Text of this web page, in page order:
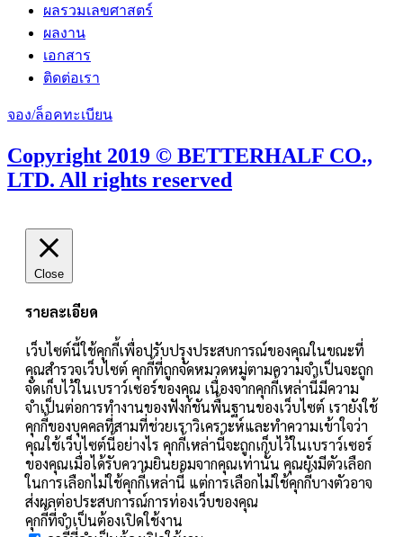
ผลรวมเลขศาสตร์
ผลงาน
เอกสาร
ติดต่อเรา
จอง/ล็อคทะเบียน
Copyright 2019 © BETTERHALF CO.,
LTD. All rights reserved
Close
รายละเอียด
เว็บไซต์นี้ใช้คุกกี้เพื่อปรับปรุงประสบการณ์ของคุณในขณะที่
คุณสำรวจเว็บไซต์ คุกกี้ที่ถูกจัดหมวดหมู่ตามความจำเป็นจะถูก
จัดเก็บไว้ในเบราว์เซอร์ของคุณ เนื่องจากคุกกี้เหล่านี้มีความ
จำเป็นต่อการทำงานของฟังก์ชันพื้นฐานของเว็บไซต์ เรายังใช้
คุกกี้ของบุคคลที่สามที่ช่วยเราวิเคราะห์และทำความเข้าใจว่า
คุณใช้เว็บไซต์นี้อย่างไร คุกกี้เหล่านี้จะถูกเก็บไว้ในเบราว์เซอร์
ของคุณเมื่อได้รับความยินยอมจากคุณเท่านั้น คุณยังมีตัวเลือก
ในการเลือกไม่ใช้คุกกี้เหล่านี้ แต่การเลือกไม่ใช้คุกกี้บางตัวอาจ
ส่งผลต่อประสบการณ์การท่องเว็บของคุณ
คุกกี้ที่จำเป็นต้องเปิดใช้งาน